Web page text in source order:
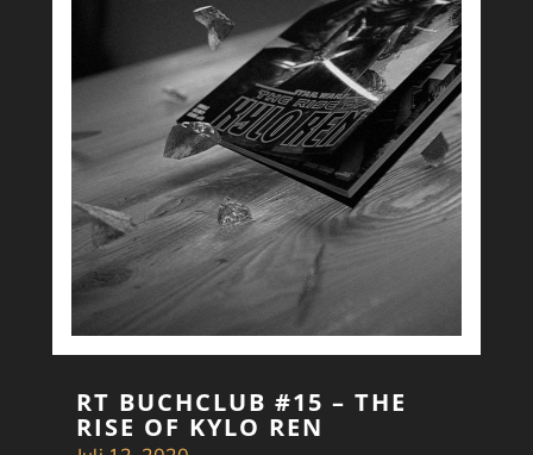
RT BUCHCLUB #15 – THE
RISE OF KYLO REN